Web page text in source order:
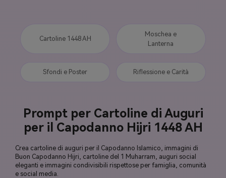
Cartoline 1448 AH
Moschea e
Lanterna
Sfondi e Poster Riflessione e Carità
Prompt per Cartoline di Auguri
per il Capodanno Hijri 1448 AH
Crea cartoline di auguri per il Capodanno Islamico, immagini di
Buon Capodanno Hijri, cartoline del 1 Muharram, auguri social
eleganti e immagini condivisibili rispettose per famiglia, comunità
e social media.